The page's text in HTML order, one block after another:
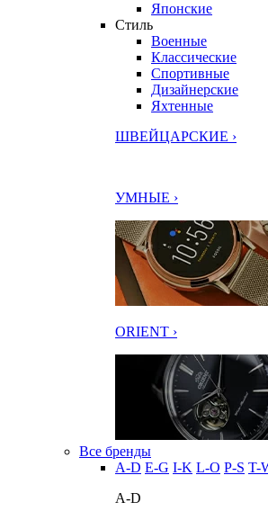
Японские
Стиль
Военные
Классические
Спортивные
Дизайнерские
Яхтенные
ШВЕЙЦАРСКИЕ ›
УМНЫЕ ›
ORIENT ›
Все бренды
A-D E-G I-K L-O P-S T-
A-D